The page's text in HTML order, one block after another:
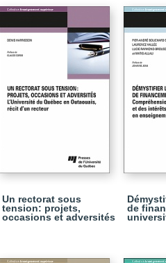
Un rectorat sous
tension: projets,
occasions et adversités
de